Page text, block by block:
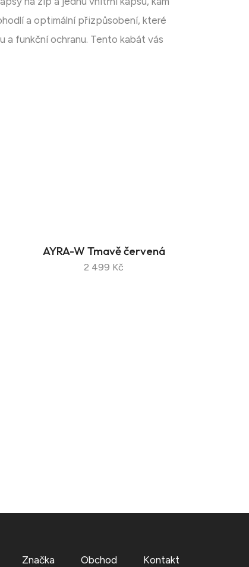
a optimální přizpůsobení, které
funkční ochranu. Tento kabát vás
AYRA-W Tmavě červená
2 499 Kč
Značka Obchod Kontakt